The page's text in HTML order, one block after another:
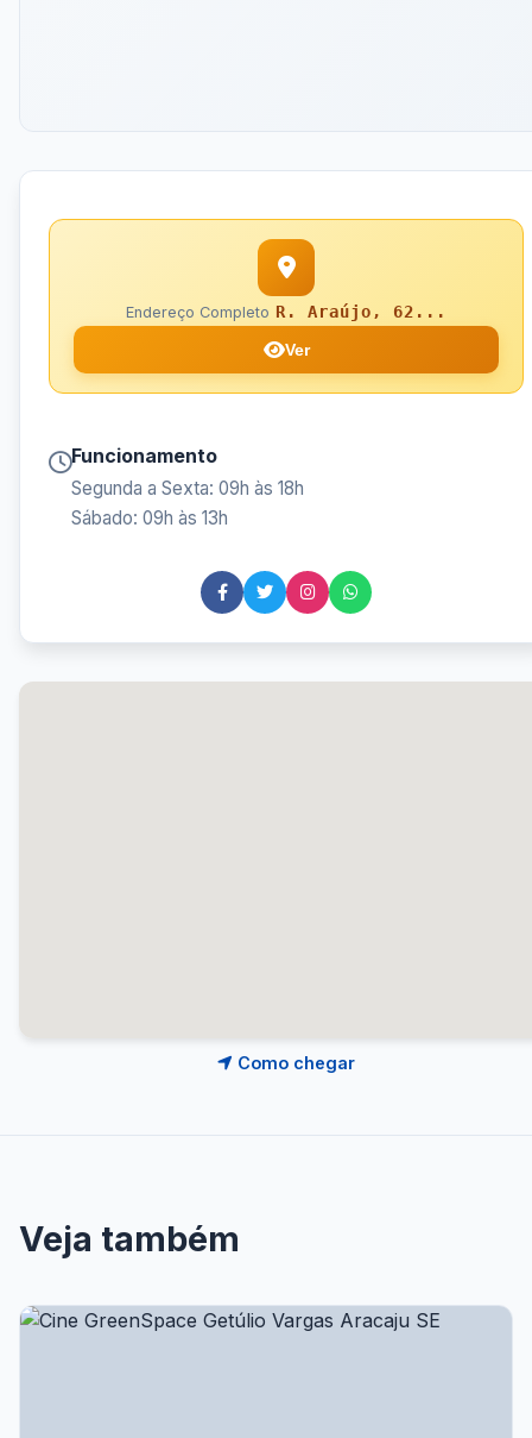
Endereço Completo R. Araújo, 62...
Ver
Funcionamento
Segunda a Sexta: 09h às 18h
Sábado: 09h às 13h
Como chegar
Veja também